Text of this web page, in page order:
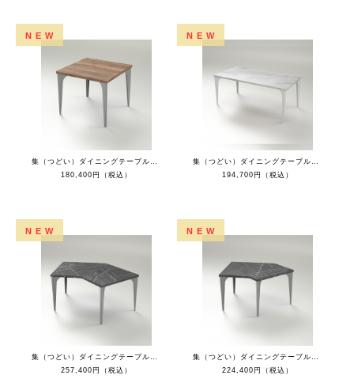
NEW
集（つどい）ダイニングテーブルスクエア（ラスティックオークトップ+チタン脚）
180,400円（税込）
NEW
集（つどい）ダイニングテーブルレクタングル（ホワイトマーブルトップ+ホワイト脚）
194,700円（税込）
NEW
集（つどい）ダイニングテーブル135°コーナー（ブラックマーブルトップ+チタン脚）
257,400円（税込）
NEW
集（つどい）ダイニングテーブル135°ショートL（ブラックマーブルトップ+チタン脚）
224,400円（税込）